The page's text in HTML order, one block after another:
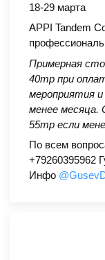
18-29 марта
APPI Tandem
Примерная
40тр при
мероприятия
менее месяца.
55тр если
По всем
+79260395962
Инфо